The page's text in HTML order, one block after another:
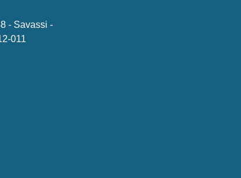
- Savassi -
011